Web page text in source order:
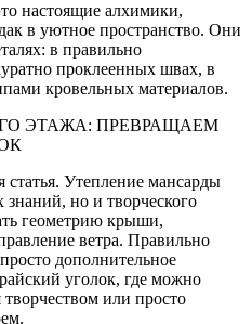
настоящие алхимики,
в уютное пространство. Они
в правильно
проклеенных швах, в
кровельных материалов.
ЭТАЖА: ПРЕВРАЩАЕМ
Утепление мансарды
знаний, но и творческого
геометрию крыши,
ветра. Правильно
дополнительное
уголок, где можно
творчеством или просто